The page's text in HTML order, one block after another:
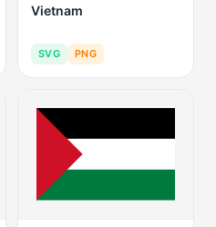
Vietnam
SVG PNG